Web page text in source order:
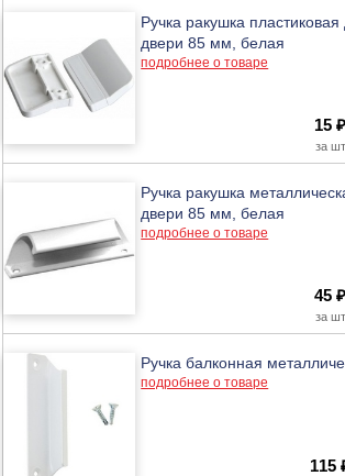
Ручка ракушка
двери 85 мм, белая
подробнее о товаре
15 ₽
Ручка ракушка
двери 85 мм, белая
подробнее о товаре
45 ₽
Ручка балконная
подробнее о товаре
115